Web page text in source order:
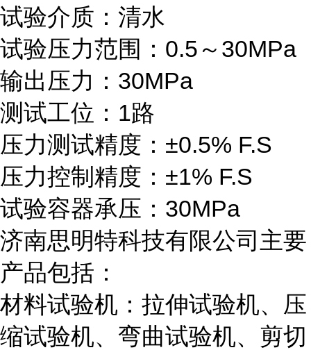
试验介质：清水
试验压力范围：0.5～30MPa
输出压力：30MPa
测试工位：1路
压力测试精度：±0.5% F.S
压力控制精度：±1% F.S
试验容器承压：30MPa
济南思明特科技有限公司主要
产品包括：
材料试验机：拉伸试验机、压
缩试验机、弯曲试验机、剪切